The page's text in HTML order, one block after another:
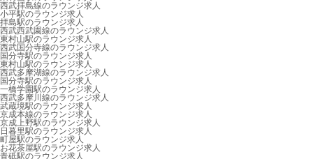
西武拝島線のラウンジ求人
小平駅のラウンジ求人
拝島駅のラウンジ求人
西武西武園線のラウンジ求人
東村山駅のラウンジ求人
西武国分寺線のラウンジ求人
国分寺駅のラウンジ求人
東村山駅のラウンジ求人
西武多摩湖線のラウンジ求人
国分寺駅のラウンジ求人
一橋学園駅のラウンジ求人
西武多摩川線のラウンジ求人
武蔵境駅のラウンジ求人
京成本線のラウンジ求人
京成上野駅のラウンジ求人
日暮里駅のラウンジ求人
町屋駅のラウンジ求人
お花茶屋駅のラウンジ求人
青砥駅のラウンジ求人